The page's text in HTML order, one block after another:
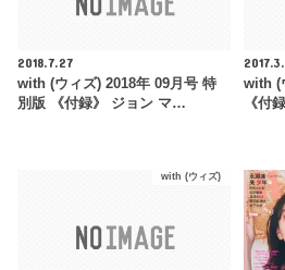
2018.7.27
with (ウィズ) 2018年 09月号 特
別版 《付録》 ジョン マ…
with (
《付
with (ウィズ)